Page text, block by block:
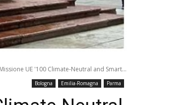
UE '100 Climate-Neutral and Smart...
Bologna Emilia-Romagna Parma